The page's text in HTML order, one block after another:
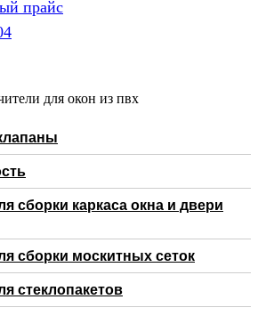
прайс
для окон из пвх
сборки каркаса окна и двери
сборки москитных сеток
стеклопакетов